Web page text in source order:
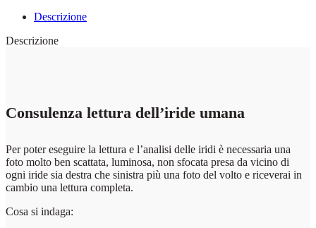
Descrizione
Descrizione
Consulenza lettura dell’iride umana
Per poter eseguire la lettura e l’analisi delle iridi è necessaria una
foto molto ben scattata, luminosa, non sfocata presa da vicino di
ogni iride sia destra che sinistra più una foto del volto e riceverai in
cambio una lettura completa.
Cosa si indaga: